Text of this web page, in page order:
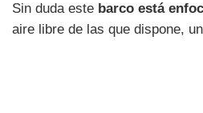
Sin duda este barco está
aire libre de las que dispone,